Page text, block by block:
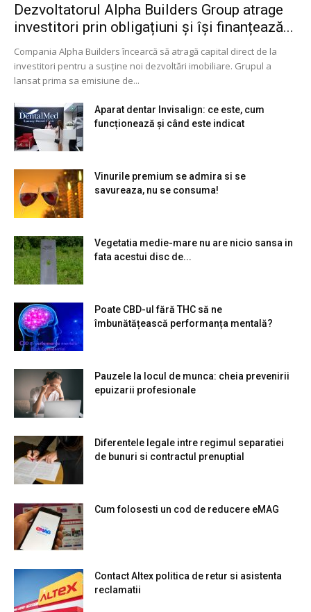
Dezvoltatorul Alpha Builders Group atrage
investitori prin obligațiuni și își finanțează...
Compania Alpha Builders încearcă să atragă capital direct de la
investitori pentru a susține noi dezvoltări imobiliare. Grupul a
lansat prima sa emisiune de...
Aparat dentar Invisalign: ce este, cum
funcționează și când este indicat
Vinurile premium se admira si se
savureaza, nu se consuma!
Vegetatia medie-mare nu are nicio sansa in
fata acestui disc de...
Poate CBD-ul fără THC să ne
îmbunătățească performanța mentală?
Pauzele la locul de munca: cheia prevenirii
epuizarii profesionale
Diferentele legale intre regimul separatiei
de bunuri si contractul prenuptial
Cum folosesti un cod de reducere eMAG
Contact Altex politica de retur si asistenta
reclamatii